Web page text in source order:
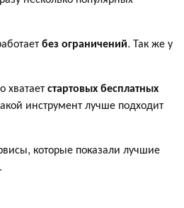
без ограничений. Так же у
хватаетстартовых бесплатных
инструмент лучше подходит
которые показали лучшие